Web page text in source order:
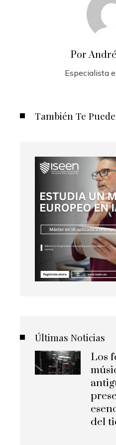
Por
Especialista
También Te
Últimas Noticias
Los
del